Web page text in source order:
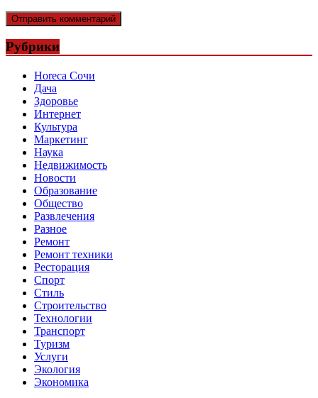
Рубрики
Horeca Сочи
Дача
Здоровье
Интернет
Культура
Маркетинг
Наука
Недвижимость
Новости
Образование
Общество
Развлечения
Разное
Ремонт
Ремонт техники
Ресторация
Спорт
Стиль
Строительство
Технологии
Транспорт
Туризм
Услуги
Экология
Экономика